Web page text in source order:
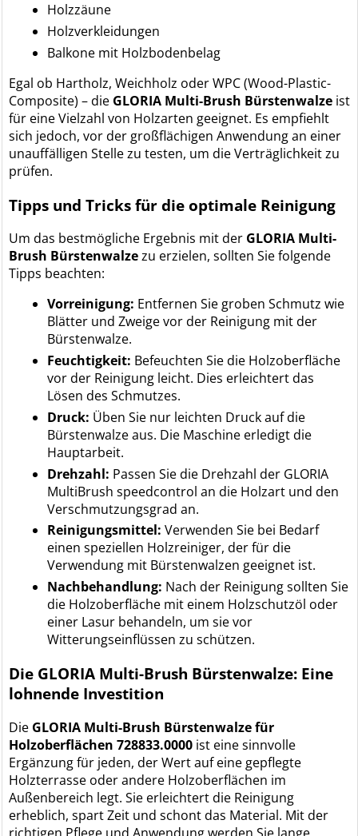
Holzzäune
Holzverkleidungen
Balkone mit Holzbodenbelag
Egal ob Hartholz, Weichholz oder WPC (Wood-Plastic-
Composite) – die GLORIA Multi-Brush Bürstenwalze ist
für eine Vielzahl von Holzarten geeignet. Es empfiehlt
sich jedoch, vor der großflächigen Anwendung an einer
unauffälligen Stelle zu testen, um die Verträglichkeit zu
prüfen.
Tipps und Tricks für die optimale Reinigung
Um das bestmögliche Ergebnis mit der GLORIA Multi-
Brush Bürstenwalzezu erzielen, sollten Sie folgende
Tipps beachten:
Vorreinigung: Entfernen Sie groben Schmutz wie
Blätter und Zweige vor der Reinigung mit der
Bürstenwalze.
Feuchtigkeit: Befeuchten Sie die Holzoberfläche
vor der Reinigung leicht. Dies erleichtert das
Lösen des Schmutzes.
Druck: Üben Sie nur leichten Druck auf die
Bürstenwalze aus. Die Maschine erledigt die
Hauptarbeit.
Drehzahl: Passen Sie die Drehzahl der GLORIA
MultiBrush speedcontrol an die Holzart und den
Verschmutzungsgrad an.
Reinigungsmittel: Verwenden Sie bei Bedarf
einen speziellen Holzreiniger, der für die
Verwendung mit Bürstenwalzen geeignet ist.
Nachbehandlung: Nach der Reinigung sollten Sie
die Holzoberfläche mit einem Holzschutzöl oder
einer Lasur behandeln, um sie vor
Witterungseinflüssen zu schützen.
Die GLORIA Multi-Brush Bürstenwalze: Eine
lohnende Investition
Die GLORIA Multi-Brush Bürstenwalze für
Holzoberflächen 728833.0000 ist eine sinnvolle
Ergänzung für jeden, der Wert auf eine gepflegte
Holzterrasse oder andere Holzoberflächen im
Außenbereich legt. Sie erleichtert die Reinigung
erheblich, spart Zeit und schont das Material. Mit der